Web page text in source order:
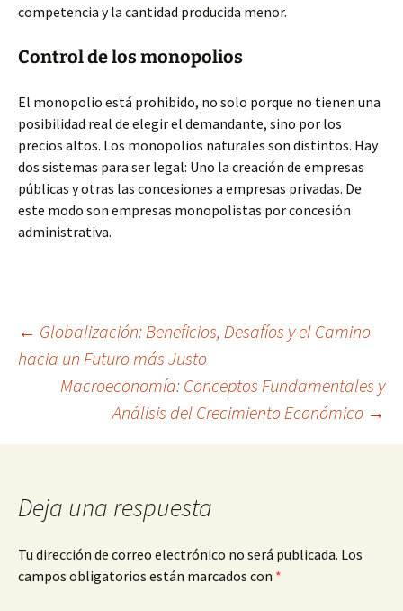
competencia y la cantidad producida menor.
Control de los monopolios
El monopolio está prohibido, no solo porque no tienen una
posibilidad real de elegir el demandante, sino por los
precios altos. Los monopolios naturales son distintos. Hay
dos sistemas para ser legal: Uno la creación de empresas
públicas y otras las concesiones a empresas privadas. De
este modo son empresas monopolistas por concesión
administrativa.
Navegación
entradas
← Globalización: Beneficios, Desafíos y el Camino
hacia un Futuro más Justo
Macroeconomía: Conceptos Fundamentales y
Análisis del Crecimiento Económico →
Deja una respuesta
Tu dirección de correo electrónico no será publicada. Los
campos obligatorios están marcados con *